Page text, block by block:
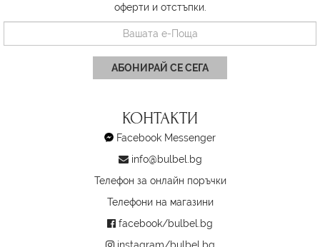
оферти и отстъпки.
АБОНИРАЙ СЕ СЕГА
КОНТАКТИ
Facebook Messenger
info@bulbel.bg
Телефон за онлайн поръчки
Телефони на магазини
facebook/bulbel.bg